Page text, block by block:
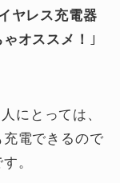
ヤレス充電器
オススメ！
｣
にとっては、
電できるので
。